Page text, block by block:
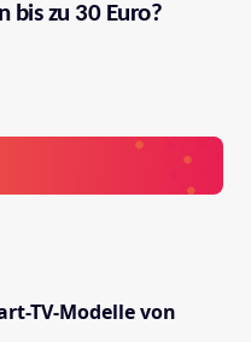
bis zu 30 Euro?
TV-Modelle von